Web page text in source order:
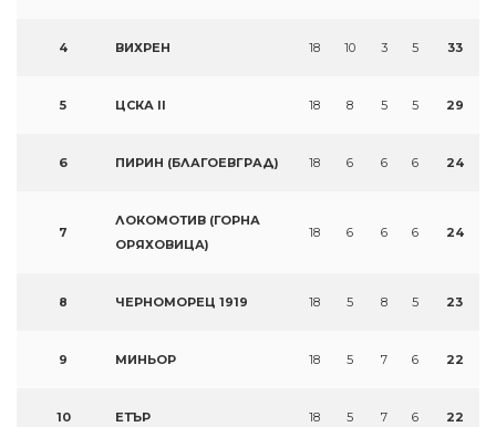
4 ВИХРЕН 18 10 3 5 33
5 ЦСКА II 18 8 5 5 29
6 ПИРИН (БЛАГОЕВГРАД) 18 6 6 6 24
7
ЛОКОМОТИВ (ГОРНА
ОРЯХОВИЦА)
18 6 6 6 24
8 ЧЕРНОМОРЕЦ 1919 18 5 8 5 23
9 МИНЬОР 18 5 7 6 22
10 ЕТЪР 18 5 7 6 22